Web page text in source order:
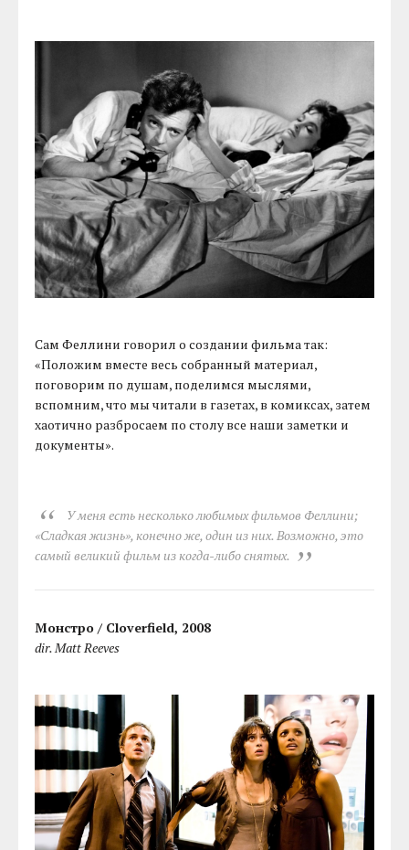
Сам Феллини говорил о создании фильма так:
«Положим вместе весь собранный материал,
поговорим по душам, поделимся мыслями,
вспомним, что мы читали в газетах, в комиксах, затем
хаотично разбросаем по столу все наши заметки и
документы».
У меня есть несколько любимых фильмов Феллини;
«Сладкая жизнь», конечно же, один из них. Возможно, это
самый великий фильм из когда-либо снятых.
Монстро / Cloverfield, 2008
dir. Matt Reeves